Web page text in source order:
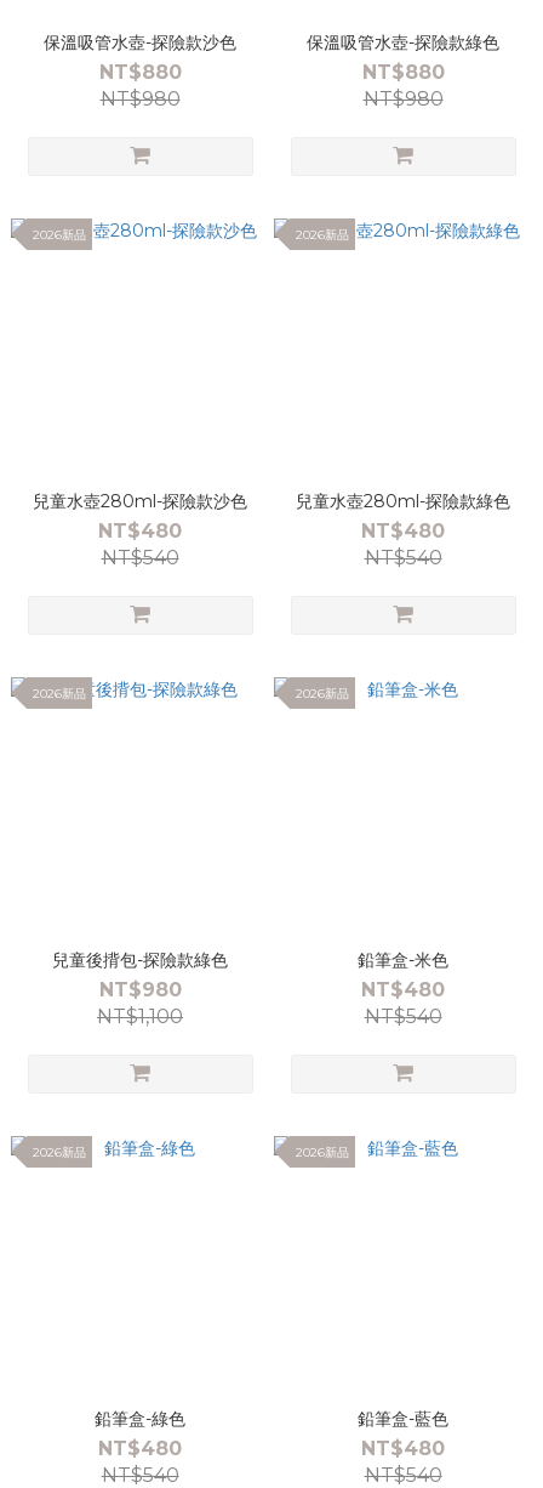
保溫吸管水壺-探險款沙色
NT$880
NT$980
保溫吸管水壺-探險款綠色
NT$880
NT$980
2026新品
兒童水壺280ml-探險款沙色
NT$480
NT$540
2026新品
兒童水壺280ml-探險款綠色
NT$480
NT$540
2026新品
兒童後揹包-探險款綠色
NT$980
NT$1,100
2026新品
鉛筆盒-米色
NT$480
NT$540
2026新品
鉛筆盒-綠色
NT$480
NT$540
2026新品
鉛筆盒-藍色
NT$480
NT$540